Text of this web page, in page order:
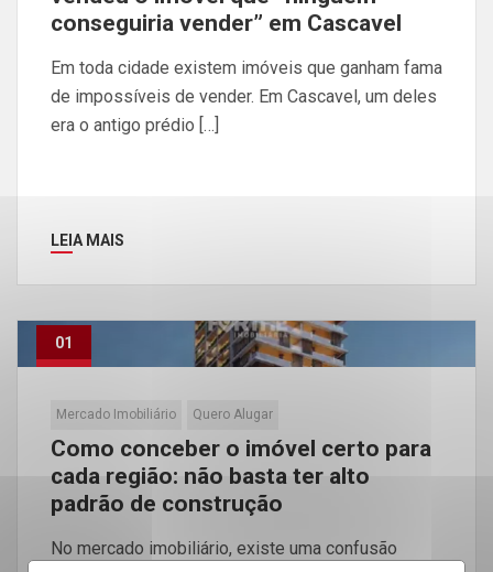
conseguiria vender” em Cascavel
Em toda cidade existem imóveis que ganham fama
de impossíveis de vender. Em Cascavel, um deles
era o antigo prédio […]
LEIA MAIS
01
Mercado Imobiliário Quero Alugar
Como conceber o imóvel certo para
cada região: não basta ter alto
padrão de construção
No mercado imobiliário, existe uma confusão